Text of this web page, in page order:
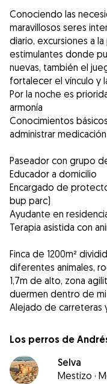
Conociendo las
maravillosos seres
diario, excursiones a
estimulantes donde
nuevas, también el
fortalecer el vínculo y
Por la noche es
armonía
Conocimientos
administrar
Paseador con grupo
Educador a domicilio
Encargado de
bup parc)
Ayudante en
Terapia asistida con
Finca de 1200m²
diferentes animales,
1,7m de alto, zona
duermen dentro de mi
Alejado de carreteras
Los perros de
Selva
Mestizo ·